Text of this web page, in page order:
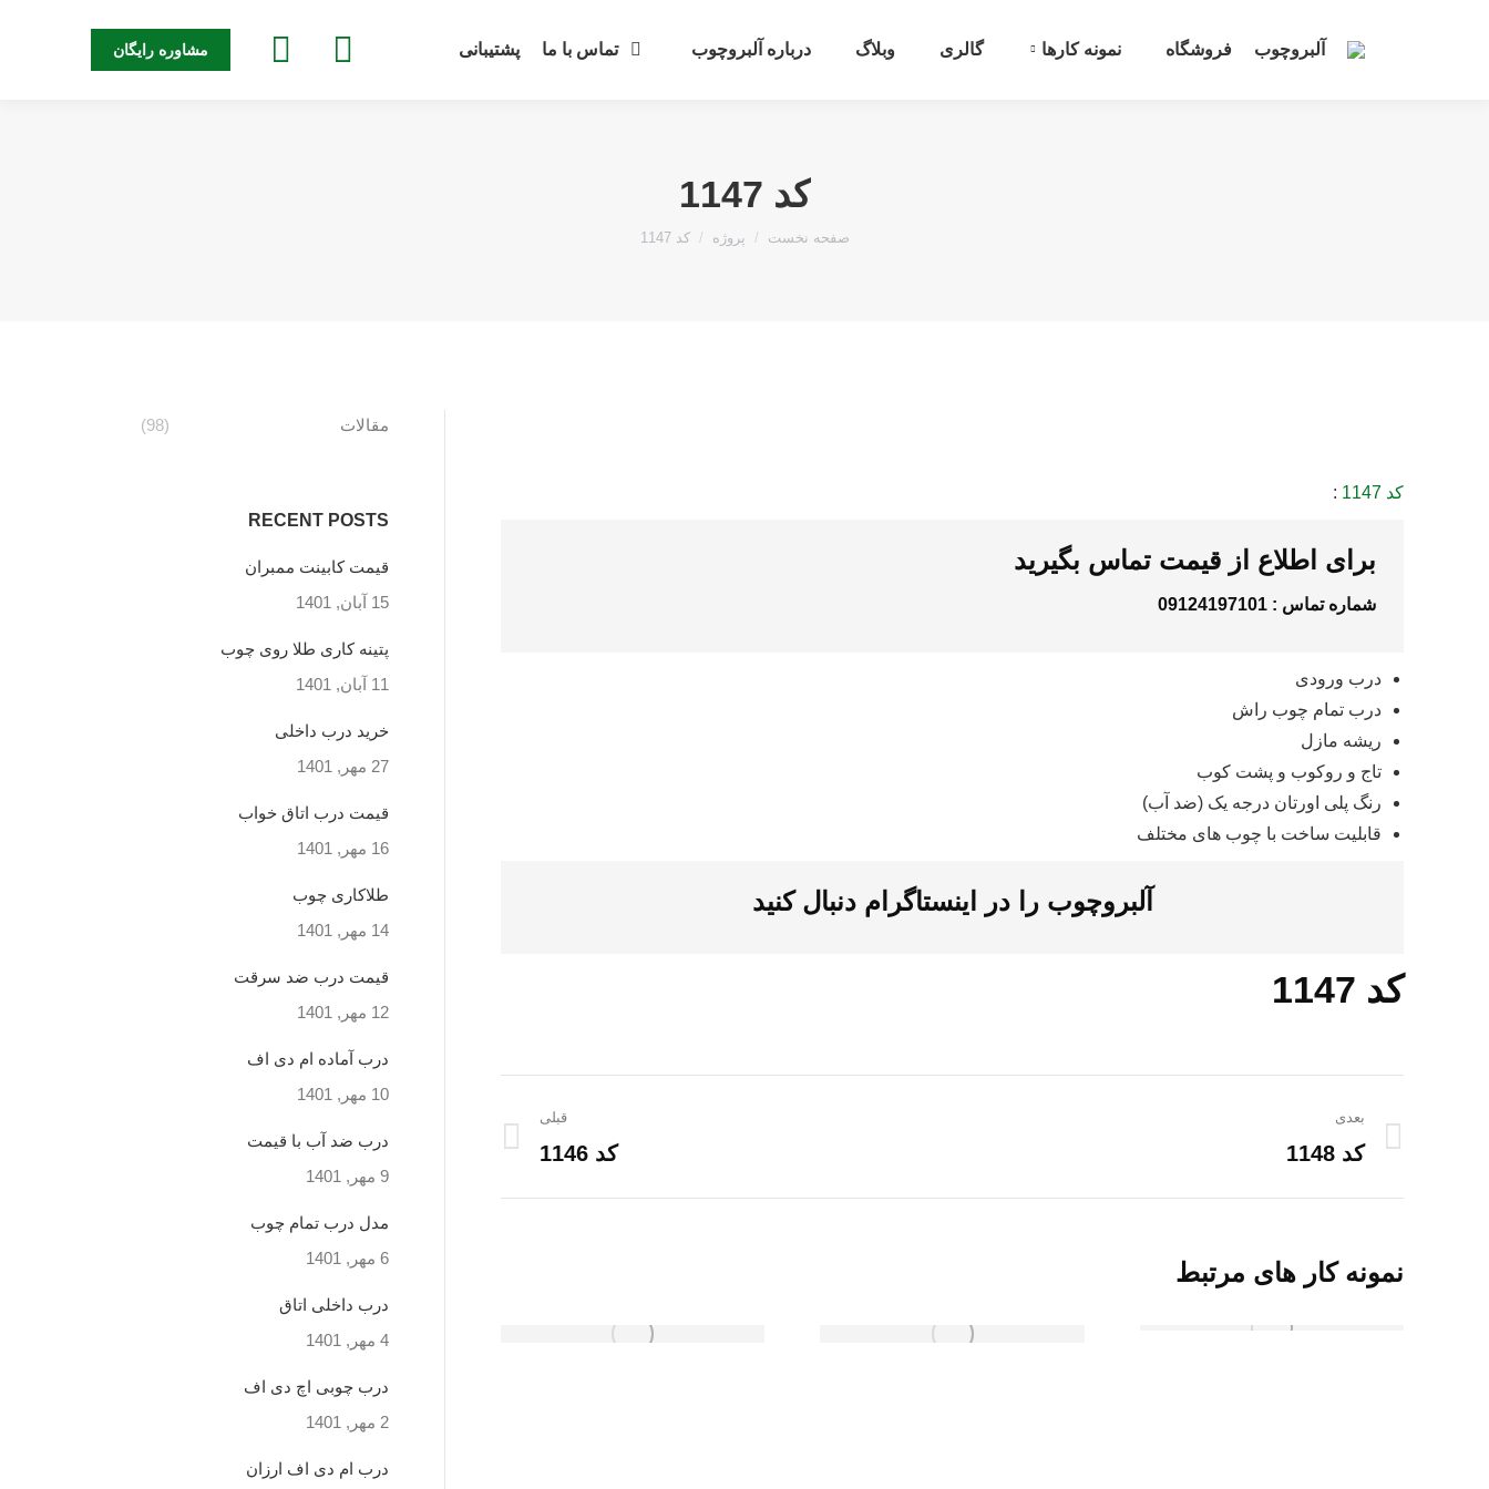
آلبروچوب فروشگاه نمونه کارها گالری وبلاگ درباره آلبروچوب تماس با ما پشتیبانی مشاوره رایگان
کد 1147
مکان شما:
صفحه نخست پروژه کد 1147
کد 1147 :
برای اطلاع از قیمت تماس بگیرید
شماره تماس : 09124197101
درب ورودی
درب تمام چوب راش
ریشه مازل
تاج و روکوب و پشت کوب
رنگ پلی اورتان درجه یک (ضد آب)
قابلیت ساخت با چوب های مختلف
آلبروچوب را در اینستاگرام دنبال کنید
کد 1147
پروژه
قبلی
پروژه
کد 1146
بعدی
پروژه
کد 1148
نمونه کار های مرتبط
مقالات (98)
RECENT POSTS
قیمت کابینت ممبران
15 آبان, 1401
پتینه کاری طلا روی چوب
11 آبان, 1401
خرید درب داخلی
27 مهر, 1401
قیمت درب اتاق خواب
16 مهر, 1401
طلاکاری چوب
14 مهر, 1401
قیمت درب ضد سرقت
12 مهر, 1401
درب آماده ام دی اف
10 مهر, 1401
درب ضد آب با قیمت
9 مهر, 1401
مدل درب تمام چوب
6 مهر, 1401
درب داخلی اتاق
4 مهر, 1401
درب چوبی اچ دی اف
2 مهر, 1401
درب ام دی اف ارزان